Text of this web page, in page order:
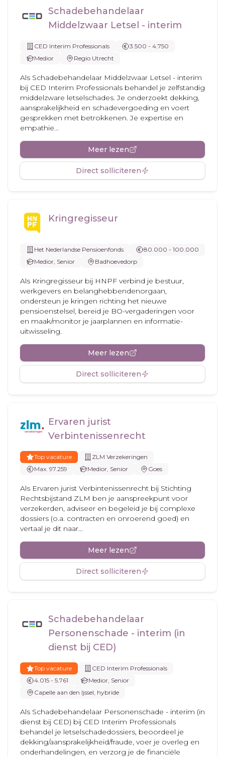
Schadebehandelaar
Middelzwaar Letsel - interim
CED Interim Professionals
3.500 - 4.750
Medior
Regio Utrecht
Als Schadebehandelaar Middelzwaar Letsel - interim
bij CED Interim Professionals behandel je zelfstandig
middelzware letselschades. Je onderzoekt dekking,
aansprakelijkheid en schadevergoeding en voert
gesprekken met betrokkenen. Je expertise en
empathie...
Meer lezen
Direct solliciteren
Kringregisseur
Het Nederlandse Pensioenfonds
80.000 - 100.000
Medior, Senior
Badhoevedorp
Als Kringregisseur bij HNPF verbind je bestuur,
werkgevers en belanghebbendenorgaan,
ondersteun je kringen richting het nieuwe
pensioenstelsel, bereid je BO-vergaderingen voor
en maak/monitor je jaarplannen en informatie-
uitwisseling.
Meer lezen
Direct solliciteren
Ervaren jurist
Verbintenissenrecht
Top vacature
ZLM Verzekeringen
Max. 97.259
Medior, Senior Goes
Als Ervaren jurist Verbintenissenrecht bij Stichting
Rechtsbijstand ZLM ben je aanspreekpunt voor
verzekerden, adviseer en begeleid je bij complexe
dossiers (o.a. contracten en onroerend goed) en
vertaal je dit naar...
Meer lezen
Direct solliciteren
Schadebehandelaar
Personenschade - interim (in
dienst bij CED)
Top vacature
CED Interim Professionals
4.015 - 5.761
Medior, Senior
Capelle aan den Ijssel, hybride
Als Schadebehandelaar Personenschade - interim (in
dienst bij CED) bij CED Interim Professionals
behandel je letselschadedossiers, beoordeel je
dekking/aansprakelijkheid/fraude, voer je overleg en
onderhandelingen, en verzorg je de financiële